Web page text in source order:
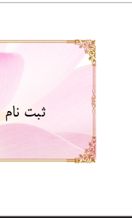
ثبت نام